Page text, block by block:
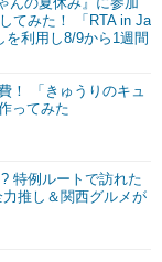
てみた！ 「RTA in Ja
を利用し8/9から1週間
！ 「きゅうりのキュ
ってみた
特例ルートで訪れた
力推し＆関西グルメが